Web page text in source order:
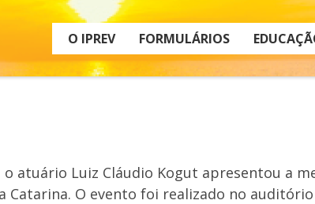
O IPREV FORMULÁRIOS
o atuário Luiz Cláudio Kogut apresentou a
Catarina. O evento foi realizado no auditório